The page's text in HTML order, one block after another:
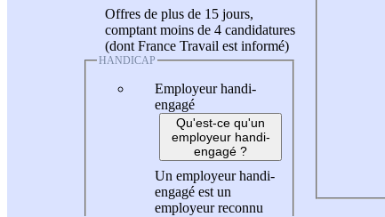
Offres de plus de 15 jours,
comptant moins de 4 candidatures
(dont France Travail est informé)
HANDICAP
Employeur handi-
engagé
Qu'est-ce qu'un
employeur handi-
engagé ?
Un employeur handi-
engagé est un
employeur reconnu